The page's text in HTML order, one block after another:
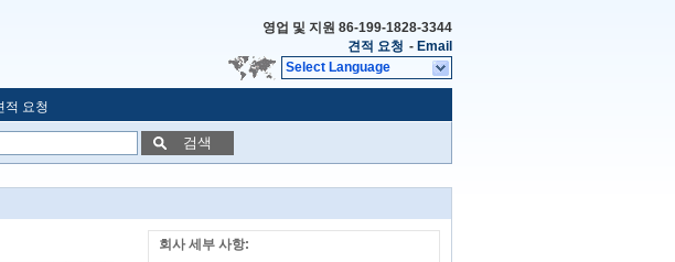
영업 및 지원 86-199-1828-3344
견적 요청 - Email
Select Language
적 요청
검색
회사 세부 사항: